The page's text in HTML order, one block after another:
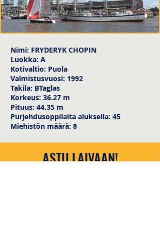
Nimi: FRYDERYK CHOPIN
Luokka: A
Kotivaltio: Puola
Valmistusvuosi: 1992
Takila: BTaglas
Korkeus: 36.27 m
Pituus: 44.35 m
Purjehdusoppilaita aluksella: 45
Miehistön määrä: 8
ASTU LAIVAAN!